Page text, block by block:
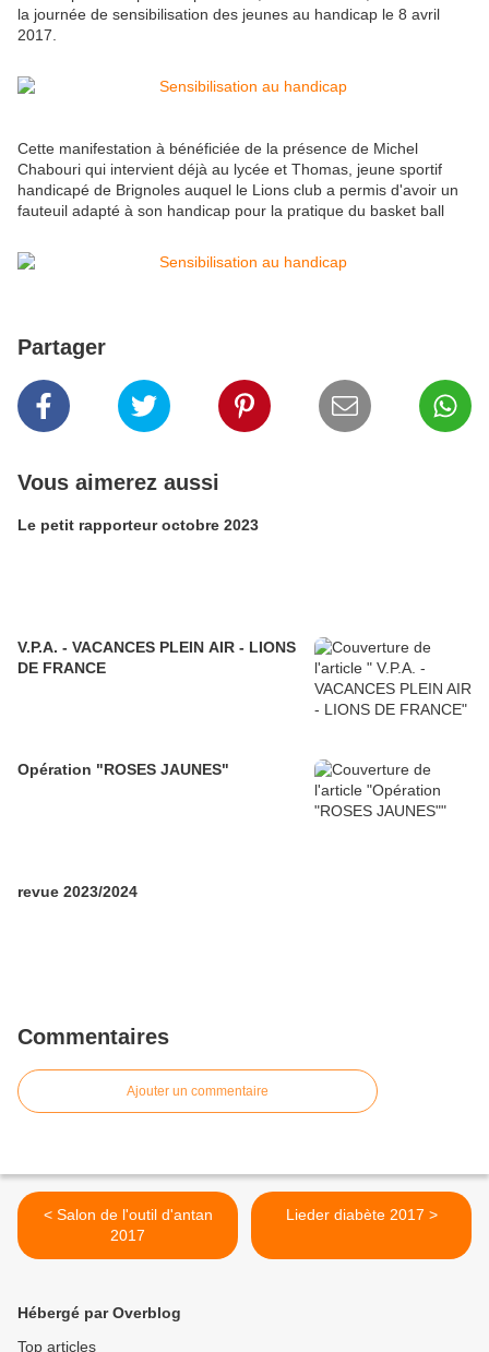
la journée de sensibilisation des jeunes au handicap le 8 avril
2017.
Cette manifestation à bénéficiée de la présence de Michel
Chabouri qui intervient déjà au lycée et Thomas, jeune sportif
handicapé de Brignoles auquel le Lions club a permis d'avoir un
fauteuil adapté à son handicap pour la pratique du basket ball
Partager
Vous aimerez aussi
Le petit rapporteur octobre 2023
V.P.A. - VACANCES PLEIN AIR - LIONS
DE FRANCE
Opération "ROSES JAUNES"
revue 2023/2024
Commentaires
Ajouter un commentaire
< Salon de l'outil d'antan
2017
Lieder diabète 2017 >
Hébergé par Overblog
Top articles